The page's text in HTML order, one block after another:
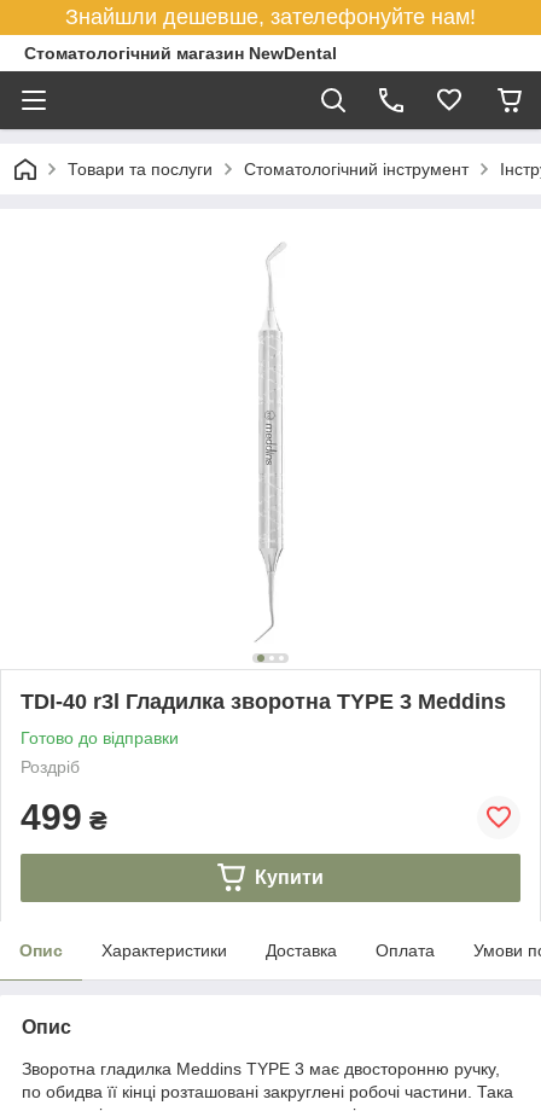
Знайшли дешевше, зателефонуйте нам!
Стоматологічний магазин NewDental
Товари та послуги Стоматологічний інструмент
TDI-40 r3l Гладилка зворотна TYPE 3 Meddins
Готово до відправки
Роздріб
499 ₴
Купити
Опис Характеристики Доставка Оплата Умови
Опис
Зворотна гладилка Meddins TYPE 3 має двосторонню ручку,
по обидва її кінці розташовані закруглені робочі частини. Така